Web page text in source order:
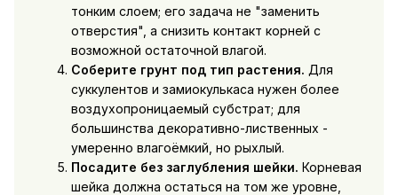
тонким слоем; его задача не "заменить
отверстия", а снизить контакт корней с
возможной остаточной влагой.
Соберите грунт под тип растения. Для
суккулентов и замиокулькаса нужен более
воздухопроницаемый субстрат; для
большинства декоративно-лиственных -
умеренно влагоёмкий, но рыхлый.
Посадите без заглубления шейки. Корневая
шейка должна остаться на том же уровне,